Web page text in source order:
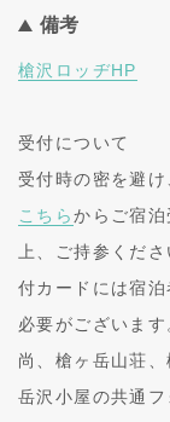
備考
槍沢ロッヂHP
受付について
受付時の密を避
こちらからご宿
上、ご持参くだ
付カードには宿
必要がございます
尚、槍ヶ岳山荘
岳沢小屋の共通